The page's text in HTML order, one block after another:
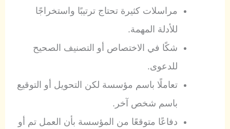
مراسلات كثيرة تحتاج ترتيبًا واستخراجًا
للأدلة المهمة.
شكًا في الاختصاص أو التصنيف الصحيح
للدعوى.
تعاملًا باسم مؤسسة لكن التحويل أو التوقيع
باسم شخص آخر.
دفاعًا متوقعًا من المؤسسة بأن العمل تم أو